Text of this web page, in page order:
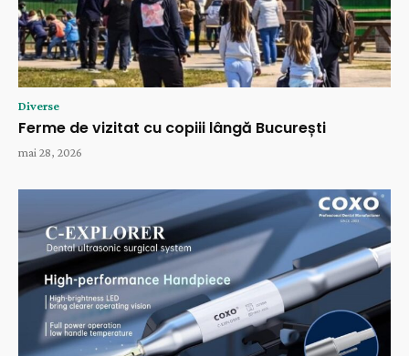
Diverse
Ferme de vizitat cu copiii lângă București
mai 28, 2026